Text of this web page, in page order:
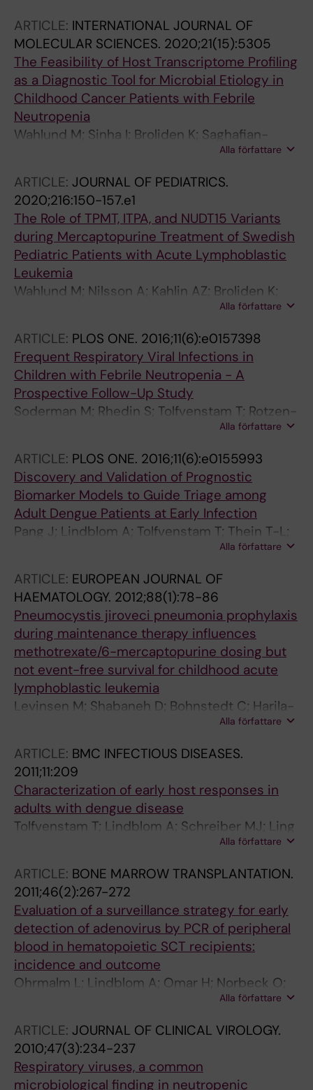
ARTICLE: INTERNATIONAL JOURNAL OF
MOLECULAR SCIENCES. 2020;21(15):5305
The Feasibility of Host Transcriptome Profiling
as a Diagnostic Tool for Microbial Etiology in
Childhood Cancer Patients with Febrile
Neutropenia
Wahlund M; Sinha I; Broliden K; Saghafian-
Hedengren S; Nilsson A; Berggren AAlla författare
ARTICLE: JOURNAL OF PEDIATRICS.
2020;216:150-157.e1
The Role of TPMT, ITPA, and NUDT15 Variants
during Mercaptopurine Treatment of Swedish
Pediatric Patients with Acute Lymphoblastic
Leukemia
Wahlund M; Nilsson A; Kahlin AZ; Broliden K;
Myrberg IH; Appell ML; Berggren AAlla författare
ARTICLE: PLOS ONE. 2016;11(6):e0157398
Frequent Respiratory Viral Infections in
Children with Febrile Neutropenia - A
Prospective Follow-Up Study
Soderman M; Rhedin S; Tolfvenstam T; Rotzen-
Ostlund M; Albert J; Broliden K; Lindblom A
Alla författare
ARTICLE: PLOS ONE. 2016;11(6):e0155993
Discovery and Validation of Prognostic
Biomarker Models to Guide Triage among
Adult Dengue Patients at Early Infection
Pang J; Lindblom A; Tolfvenstam T; Thein T-L;
Naim ANM; Ling L; Chow A; Chen MI-C; Ooi EE;
Alla författare
ARTICLE: EUROPEAN JOURNAL OF
HAEMATOLOGY. 2012;88(1):78-86
Pneumocystis jiroveci pneumonia prophylaxis
during maintenance therapy influences
methotrexate/6-mercaptopurine dosing but
not event-free survival for childhood acute
lymphoblastic leukemia
Levinsen M; Shabaneh D; Bohnstedt C; Harila-
Saari A; Jonsson OG; Kanerva J; Lindblom A;
Alla författare
ARTICLE: BMC INFECTIOUS DISEASES.
2011;11:209
Characterization of early host responses in
adults with dengue disease
Tolfvenstam T; Lindblom A; Schreiber MJ; Ling
Alla författare
ARTICLE: BONE MARROW TRANSPLANTATION.
2011;46(2):267-272
Evaluation of a surveillance strategy for early
detection of adenovirus by PCR of peripheral
blood in hematopoietic SCT recipients:
incidence and outcome
Ohrmalm L; Lindblom A; Omar H; Norbeck O;
Gustafson I; Lewensohn-Fuchs I; Johansson
Alla författare
ARTICLE: JOURNAL OF CLINICAL VIROLOGY.
2010;47(3):234-237
Respiratory viruses, a common
microbiological finding in neutropenic